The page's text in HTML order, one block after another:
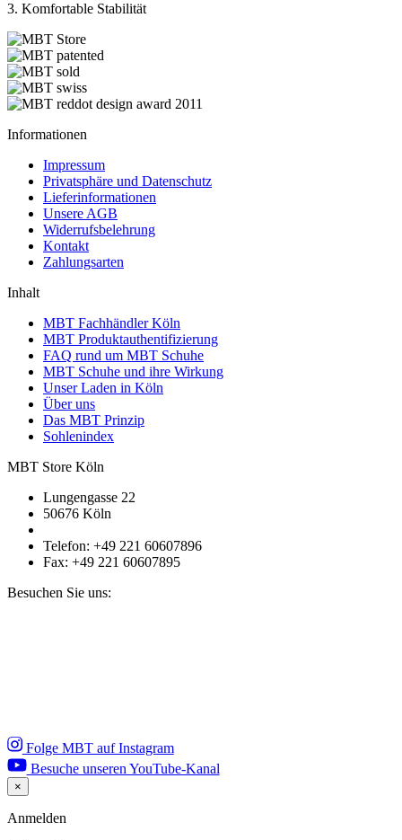
3. Komfortable Stabilität
Informationen
Impressum
Privatsphäre und Datenschutz
Lieferinformationen
Unsere AGB
Widerrufsbelehrung
Kontakt
Zahlungsarten
Inhalt
MBT Fachhändler Köln
MBT Produktauthentifizierung
FAQ rund um MBT Schuhe
MBT Schuhe und ihre Wirkung
Unser Laden in Köln
Über uns
Das MBT Prinzip
Sohlenindex
MBT Store Köln
Lungengasse 22
50676 Köln
Telefon: +49 221 60607896
Fax: +49 221 60607895
Besuchen Sie uns:
Folge MBT auf Instagram
Besuche unseren YouTube-Kanal
×
Close
Anmelden